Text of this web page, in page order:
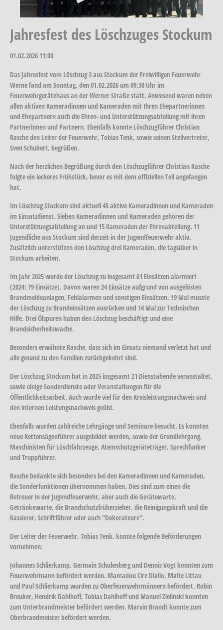
Jahresfest des Löschzuges Stockum
01.02.2026 11:00
Das Jahresfest vom Löschzug 3 aus Stockum der Freiwilligen Feuerwehr
Werne fand am Sonntag, den 01.02.2026 um 09:30 Uhr im
Feuerwehrgerätehaus an der Werner Straße statt. Anwesend waren neben
allen aktiven Kameradinnen und Kameraden mit Ihren Ehepartnerinnen
und Ehepartnern auch die Ehren- und Unterstützungsabteilung mit ihren
Partnerinnen und Partnern. Ebenfalls konnte Löschzugführer Christian
Rasche den Leiter der Feuerwehr, Tobias Tenk, sowie seinen Stellvertreter,
Sven Schubert, begrüßen.
Nach der herzlichen Begrüßung durch den Löschzugführer Christian Rasche
folgte ein leckeres Frühstück, bevor es mit dem offiziellen Teil angefangen
hat.
Im Löschzug Stockum sind aktuell 45 aktive Kameradinnen und Kameraden
im Einsatzdienst. Sieben Kameradinnen und Kameraden gehören der
Unterstützungsabteilung an und 15 Kameraden der Ehrenabteilung. 11
Jugendliche aus Stockum sind derzeit in der Jugendfeuerwehr aktiv.
Zusätzlich unterstützen den Löschzug drei Kameraden, die tagsüber in
Stockum arbeiten.
Im Jahr 2025 wurde der Löschzug zu insgesamt 61 Einsätzen alarmiert
(2024: 79 Einsätze). Davon waren 24 Einsätze aufgrund von ausgelösten
Brandmeldeanlagen, Fehlalarmen und sonstigen Einsätzen. 19 Mal musste
der Löschzug zu Brandeinsätzen ausrücken und 14 Mal zur Technischen
Hilfe. Drei Ölspuren haben den Löschzug beschäftigt und eine
Brandsicherheitswache.
Besonders erwähnte Rasche, dass sich im Einsatz niemand verletzt hat und
alle gesund zu den Familien zurückgekehrt sind.
Der Löschzug Stockum hat in 2025 insgesamt 21 Dienstabende veranstaltet,
sowie einige Sonderdienste oder Veranstaltungen für die
Öffentlichkeitsarbeit. Auch wurde viel für den Kreisleistungsnachweis und
den internen Leistungsnachweis geübt.
Ebenfalls wurden zahlreiche Lehrgänge und Seminare besucht. Es konnten
neue Kettensägenführer ausgebildet werden, sowie der Grundlehrgang,
Maschinisten für Löschfahrzeuge, Atemschutzgeräteträger, Sprechfunker
und Truppführer.
Rasche bedankte sich besonders bei den Kameradinnen und Kameraden,
die Sonderfunktionen übernommen haben. Dies sind zum einen die
Betreuer in der Jugendfeuerwehr, aber auch die Gerätewarte,
Getränkewarte, die Brandschutzfrüherzieher, die Reinigungskraft und die
Kassierer, Schriftführer oder auch "Dekorateure".
Der Leiter der Feuerwehr, Tobias Tenk, konnte folgende Beförderungen
vornehmen:
Johannes Schlierkamp, Germain Schulenberg und Dennis Vogt konnten zum
Feuerwehrmann befördert werden. Mamadou Cire Diallo, Malte Littau
und Paul Schlierkamp wurden zu Oberfeuerwehrmännern befördert. Robin
Breuker, Hendrik Dahlhoff, Tobias Dahlhoff und Manuel Zielinski konnten
zum Unterbrandmeister befördert werden. Marvin Brandt konnte zum
Oberbrandmeister befördert werden.